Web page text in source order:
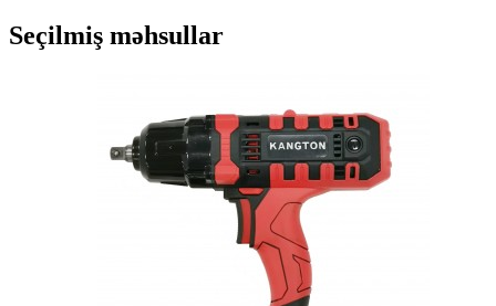
Seçilmiş məhsullar